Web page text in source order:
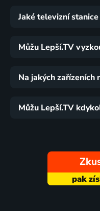
Jaké televizní
Můžu Lepší.TV
Na jakých zařízeních
Můžu Lepší.TV